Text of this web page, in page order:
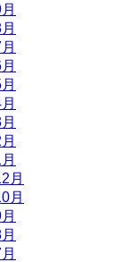
月
月